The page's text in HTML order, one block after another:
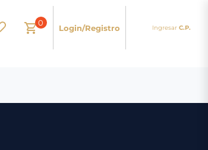
0
Login/Registro Ingresar C.P.